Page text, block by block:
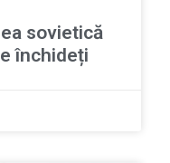
sovietică
închideți